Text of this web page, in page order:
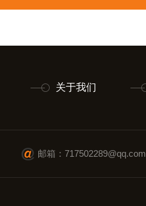
关于我们
邮箱：717502289@qq.com